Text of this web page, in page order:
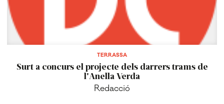
TERRASSA
Surt a concurs el projecte dels darrers trams de
l'Anella Verda
Redacció